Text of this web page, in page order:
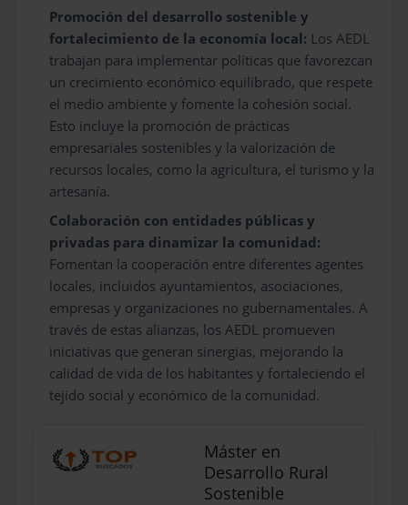
Promoción del desarrollo sostenible y
fortalecimiento de la economía local: Los AEDL
trabajan para implementar políticas que favorezcan
un crecimiento económico equilibrado, que respete
el medio ambiente y fomente la cohesión social.
Esto incluye la promoción de prácticas
empresariales sostenibles y la valorización de
recursos locales, como la agricultura, el turismo y la
artesanía.
Colaboración con entidades públicas y
privadas para dinamizar la comunidad:
Fomentan la cooperación entre diferentes agentes
locales, incluidos ayuntamientos, asociaciones,
empresas y organizaciones no gubernamentales. A
través de estas alianzas, los AEDL promueven
iniciativas que generan sinergias, mejorando la
calidad de vida de los habitantes y fortaleciendo el
tejido social y económico de la comunidad.
Máster en
Desarrollo Rural
Sostenible